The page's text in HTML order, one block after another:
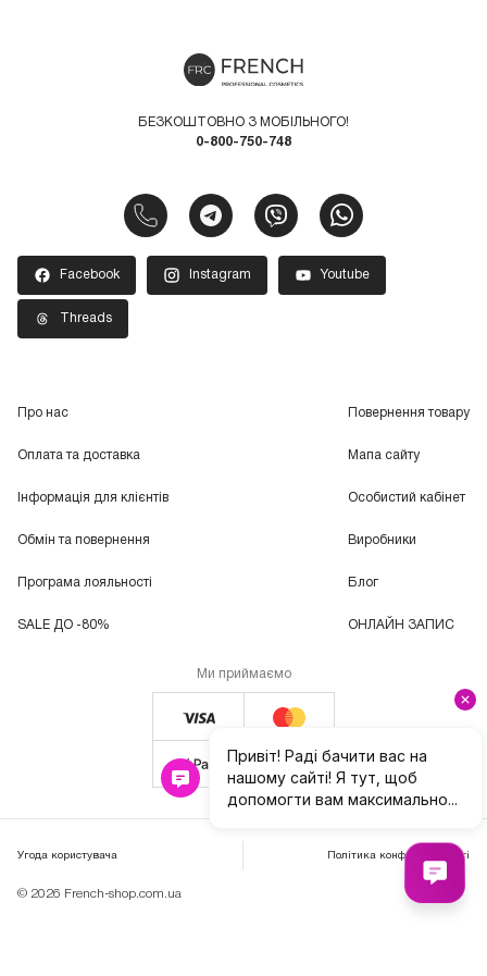
БЕЗКОШТОВНО З МОБІЛЬНОГО!
0-800-750-748
Facebook Instagram Youtube
Threads
Про нас
Оплата та доставка
Інформація для клієнтів
Обмін та повернення
Програма лояльності
SALE ДО -80%
Повернення товару
Мапа сайту
Особистий кабінет
Виробники
Блог
ОНЛАЙН ЗАПИС
Ми приймаємо
© 2026 French-shop.com.ua
Угода користувача Політика конфіденційності